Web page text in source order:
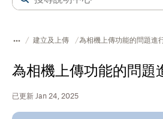
建立及上傳 為相機上傳功能的問題進
為相機上傳功能的問題
已更新 Jan 24, 2025